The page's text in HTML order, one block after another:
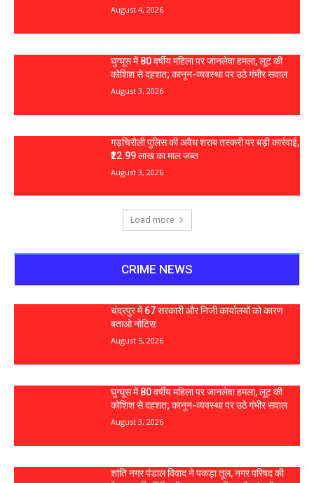
August 4, 2026
घुग्घूस में 80 वर्षीय महिला पर जानलेवा हमला, लूट की
कोशिश से दहशत; कानून-व्यवस्था पर उठे गंभीर सवाल
August 3, 2026
गड़चिरौली पुलिस की अवैध शराब तस्करी पर बड़ी कार्रवाई,
₹22.99 लाख का माल जब्त
August 3, 2026
Load more
CRIME NEWS
चंद्रपुर में 67 सरकारी और निजी कार्यालयों को कारण
बताओ नोटिस
August 5, 2026
घुग्घूस में 80 वर्षीय महिला पर जानलेवा हमला, लूट की
कोशिश से दहशत; कानून-व्यवस्था पर उठे गंभीर सवाल
August 3, 2026
शांति नगर पंडाल विवाद ने पकड़ा तूल, नगर परिषद की